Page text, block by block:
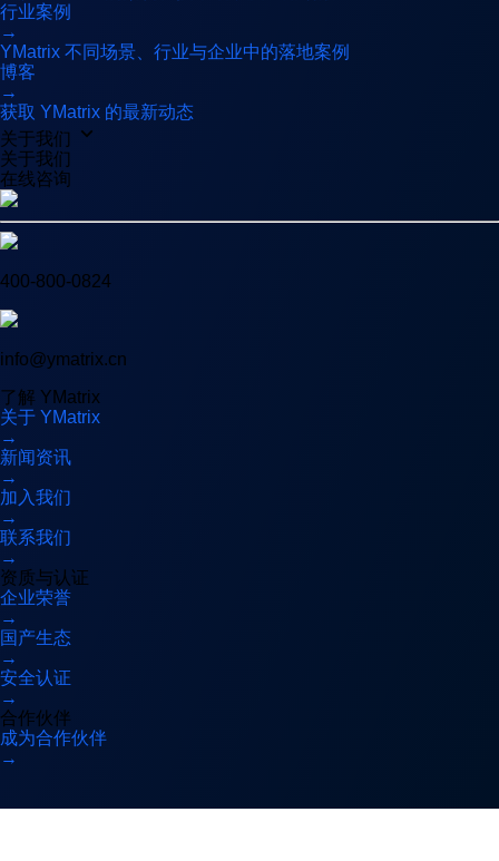
行业案例
→
YMatrix 不同场景、行业与企业中的落地案例
博客
→
获取 YMatrix 的最新动态
关于我们
关于我们
在线咨询
400-800-0824
info@ymatrix.cn
了解 YMatrix
关于 YMatrix
→
新闻资讯
→
加入我们
→
联系我们
→
资质与认证
企业荣誉
→
国产生态
→
安全认证
→
合作伙伴
成为合作伙伴
→